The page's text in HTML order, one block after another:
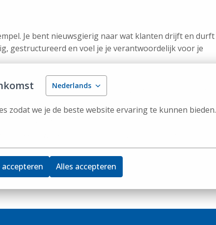
Nederlands
zodat we je de beste website ervaring te kunnen bieden.
Alles accepteren
Je bent nieuwsgierig naar wat klanten drijft en durft
gestructureerd en voel je je verantwoordelijk voor je
economie, business, retail of een vergelijkbare richting
van klantcontact
werken en staat open voor coaching en
graag mee met klanten
alleen een studentenjob: